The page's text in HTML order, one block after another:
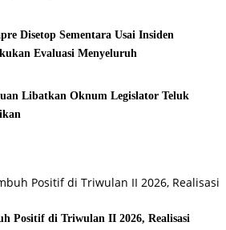
Disetop Sementara Usai Insiden
Evaluasi Menyeluruh
Libatkan Oknum Legislator Teluk
Positif di Triwulan II 2026, Realisasi